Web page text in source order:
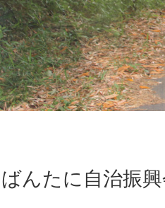
ばんたに自治振